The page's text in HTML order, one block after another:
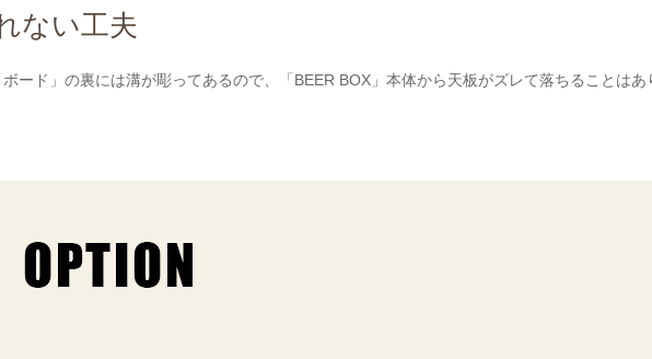
ない工夫
ボード」の裏には溝が彫ってあるので、「BEER BOX」本体から天板がズレて落ちることはあ